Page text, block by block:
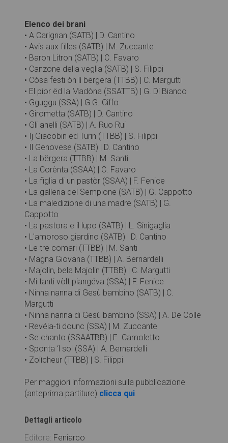
Elenco dei brani
• A Carignan (SATB) | D. Cantino
• Avis aux filles (SATB) | M. Zuccante
• Baron Litron (SATB) | C. Favaro
• Canzone della veglia (SATB) | S. Filippi
• Còsa festi òh lì bërgera (TTBB) | C. Margutti
• El pior ëd la Madòna (SSATTB) | G. Di Bianco
• Gguggu (SSA) | G.G. Ciffo
• Girometta (SATB) | D. Cantino
• Gli anelli (SATB) | A. Ruo Rui
• Ij Giacobin ëd Turin (TTBB) | S. Filippi
• Il Genovese (SATB) | D. Cantino
• La bërgera (TTBB) | M. Santi
• La Corènta (SSAA) | C. Favaro
• La figlia di un pastòr (SSAA) | F. Fenice
• La galleria del Sempione (SATB) | G. Cappotto
• La maledizione di una madre (SATB) | G.
Cappotto
• La pastora e il lupo (SATB) | L. Sinigaglia
• L'amoroso giardino (SATB) | D. Cantino
• Le tre comari (TTBB) | M. Santi
• Magna Giovana (TTBB) | A. Bernardelli
• Majolin, bela Majolin (TTBB) | C. Margutti
• Mi tanti vòlt piangéva (SSA) | F. Fenice
• Ninna nanna di Gesù bambino (SATB) | C.
Margutti
• Ninna nanna di Gesù bambino (SSA) | A. De Colle
• Revéia-ti dounc (SSA) | M. Zuccante
• Se chanto (SSAATBB) | E. Camoletto
• Sponta ‘l sol (SSA) | A. Bernardelli
• Zolìcheur (TTBB) | S. Filippi
Per maggiori informazioni sulla pubblicazione
(anteprima partiture) clicca qui
Dettagli articolo
Editore: Feniarco